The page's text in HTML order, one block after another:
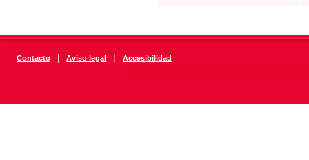
Contacto | Aviso legal | Accesibilidad